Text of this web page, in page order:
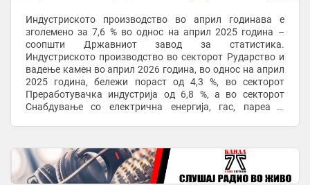
Индустриското производство во април годинава е
зголемено за 7,6 % во однос на април 2025 година –
соопшти Државниот завод за статистика.
Индустриското производство во секторот Рударство и
вадење камен во април 2026 година, во однос на април
2025 година, бележи пораст од 4,3 %, во секторот
Преработувачка индустрија од 6,8 %, а во секторот
Снабдување со електрична енергија, гас, пареа и